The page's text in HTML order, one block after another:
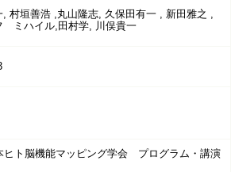
村垣善浩 ,丸山隆志, 久保田有一 , 新田雅之 ,
ミハイル,田村学, 川俣貴一
ヒト脳機能マッピング学会 プログラム・講演